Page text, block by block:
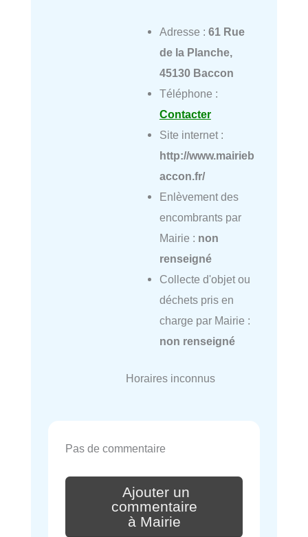
Adresse : 61 Rue
de la Planche,
45130 Baccon
Téléphone :
Contacter
Site internet :
http://www.mairieb
accon.fr/
Enlèvement des
encombrants par
Mairie : non
renseigné
Collecte d'objet ou
déchets pris en
charge par Mairie :
non renseigné
Horaires inconnus
Pas de commentaire
Ajouter un
commentaire
à Mairie